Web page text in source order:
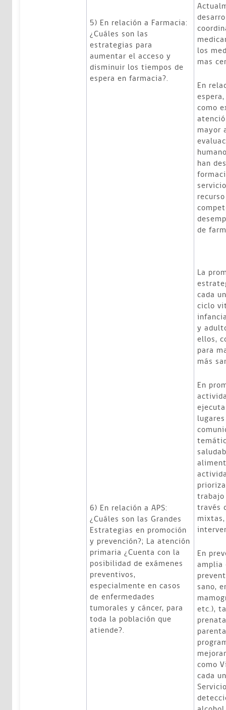
5) En relación a Farmacia:
¿Cuáles son las
estrategias para
aumentar el acceso y
disminuir los tiempos de
espera en farmacia?.
los
mas
En
como
mayor
han
de
6) En relación a APS:
¿Cuáles son las Grandes
Estrategias en promoción
y prevención?; La atención
primaria ¿Cuenta con la
posibilidad de exámenes
preventivos,
especialmente en casos
de enfermedades
tumorales y cáncer, para
toda la población que
atiende?.
La
cada
ciclo
y
ellos,
para
más
En
trabajo
través
En
amplia
sano,
etc.),
como
cada